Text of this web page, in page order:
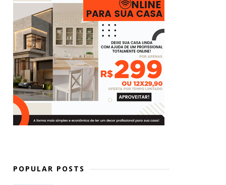
POPULAR POSTS